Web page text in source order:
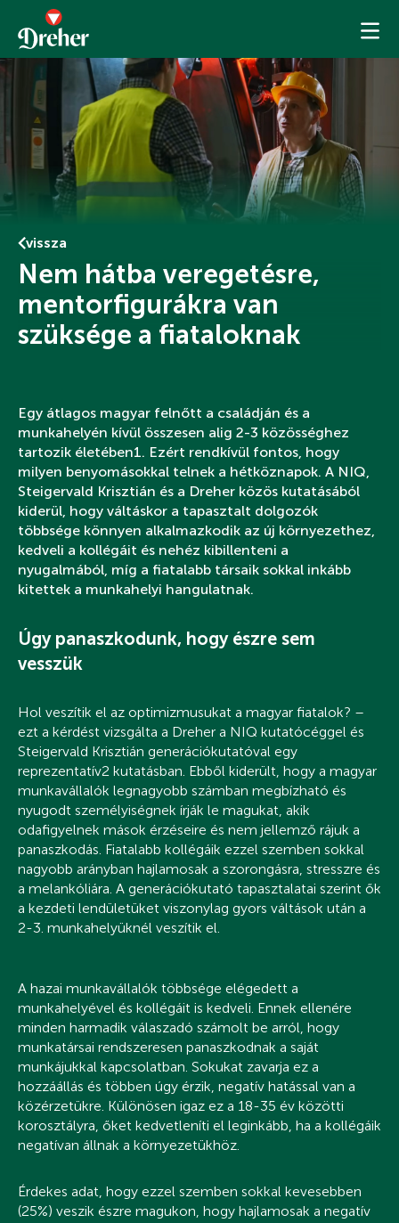
TERMÉKEINK
DREHER
DREHER 24
Tanksör
Híreink
kampányfilmek
webshop
vissza
Nem hátba veregetésre,
mentorfigurákra van
szüksége a fiataloknak
Egy átlagos magyar felnőtt a családján és a
munkahelyén kívül összesen alig 2-3 közösséghez
tartozik életében1. Ezért rendkívül fontos, hogy
milyen benyomásokkal telnek a hétköznapok. A NIQ,
Steigervald Krisztián és a Dreher közös kutatásából
kiderül, hogy váltáskor a tapasztalt dolgozók
többsége könnyen alkalmazkodik az új környezethez,
kedveli a kollégáit és nehéz kibillenteni a
nyugalmából, míg a fiatalabb társaik sokkal inkább
kitettek a munkahelyi hangulatnak.
Úgy panaszkodunk, hogy észre sem
vesszük
Hol veszítik el az optimizmusukat a magyar fiatalok? –
ezt a kérdést vizsgálta a Dreher a NIQ kutatócéggel és
Steigervald Krisztián generációkutatóval egy
reprezentatív2 kutatásban. Ebből kiderült, hogy a magyar
munkavállalók legnagyobb számban megbízható és
nyugodt személyiségnek írják le magukat, akik
odafigyelnek mások érzéseire és nem jellemző rájuk a
panaszkodás. Fiatalabb kollégáik ezzel szemben sokkal
nagyobb arányban hajlamosak a szorongásra, stresszre és
a melankóliára. A generációkutató tapasztalatai szerint ők
a kezdeti lendületüket viszonylag gyors váltások után a
2-3. munkahelyüknél veszítik el.
A hazai munkavállalók többsége elégedett a
munkahelyével és kollégáit is kedveli. Ennek ellenére
minden harmadik válaszadó számolt be arról, hogy
munkatársai rendszeresen panaszkodnak a saját
munkájukkal kapcsolatban. Sokukat zavarja ez a
hozzáállás és többen úgy érzik, negatív hatással van a
közérzetükre. Különösen igaz ez a 18-35 év közötti
korosztályra, őket kedvetleníti el leginkább, ha a kollégáik
negatívan állnak a környezetükhöz.
Érdekes adat, hogy ezzel szemben sokkal kevesebben
(25%) veszik észre magukon, hogy hajlamosak a negatív